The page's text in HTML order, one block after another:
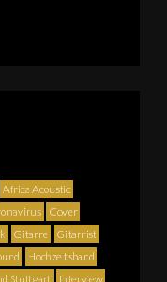
Africa Acoustic
Cover
Gitarre
Gitarrist
Hochzeitsband
Stuttgart Interview